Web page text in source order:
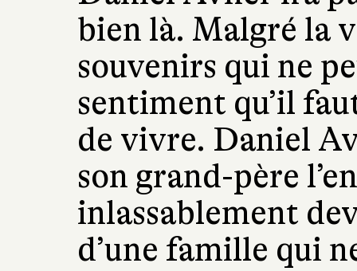
bien là. Malgré la
souvenirs qui ne
sentiment qu’il
de vivre. Daniel
son grand-père
inlassablement
d’une famille qui